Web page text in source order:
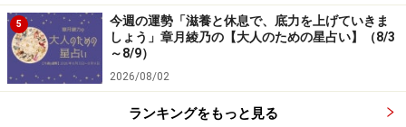
嫌い、波長が合う、合わないを超えて、出会いやご縁を
大事にしていくと良さそう。知り合った人の紹介に運命
の出会いが待つことも。つながる、広げるイメージで人
脈を育てて。サークルや趣味の会、勉強会への参加も有
5
今週の運勢「滋養と休息で、底力を上げていきま
しょう」章月綾乃の【大人のための星占い】（8/3
～8/9）
2026/08/02
ランキングをもっと見る